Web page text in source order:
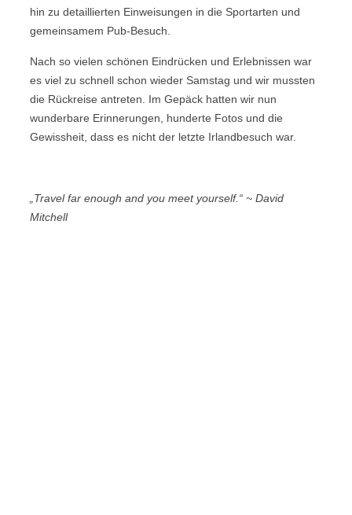
hin zu detaillierten Einweisungen in die Sportarten und
gemeinsamem Pub-Besuch.
Nach so vielen schönen Eindrücken und Erlebnissen war
es viel zu schnell schon wieder Samstag und wir mussten
die Rückreise antreten. Im Gepäck hatten wir nun
wunderbare Erinnerungen, hunderte Fotos und die
Gewissheit, dass es nicht der letzte Irlandbesuch war.
„Travel far enough and you meet yourself.“ ~ David
Mitchell